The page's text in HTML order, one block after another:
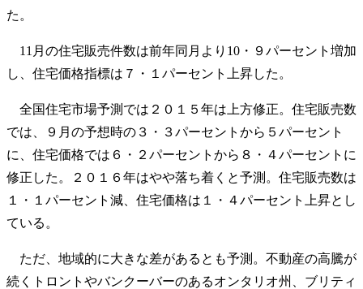
た。
11月の住宅販売件数は前年同月より10・９パーセント増加
し、住宅価格指標は７・１パーセント上昇した。
全国住宅市場予測では２０１５年は上方修正。住宅販売数
では、９月の予想時の３・３パーセントから５パーセント
に、住宅価格では６・２パーセントから８・４パーセントに
修正した。２０１６年はやや落ち着くと予測。住宅販売数は
１・１パーセント減、住宅価格は１・４パーセント上昇とし
ている。
ただ、地域的に大きな差があるとも予測。不動産の高騰が
続くトロントやバンクーバーのあるオンタリオ州、ブリティ